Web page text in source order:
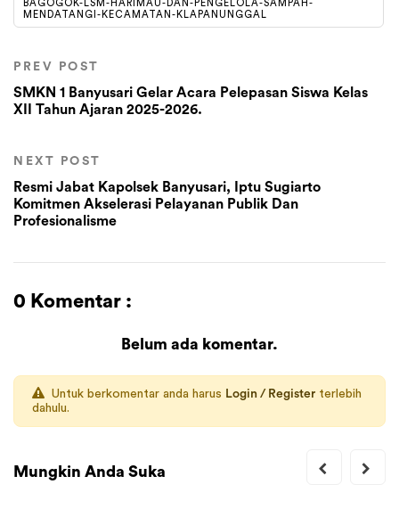
BAGOGOK-LSM-HARIMAU-DAN-PENGELOLA-SAMPAH-
MENDATANGI-KECAMATAN-KLAPANUNGGAL
PREV POST
SMKN 1 Banyusari Gelar Acara Pelepasan Siswa Kelas
XII Tahun Ajaran 2025-2026.
NEXT POST
Resmi Jabat Kapolsek Banyusari, Iptu Sugiarto
Komitmen Akselerasi Pelayanan Publik Dan
Profesionalisme
0 Komentar :
Belum ada komentar.
Untuk berkomentar anda harus Login / Register terlebih
dahulu.
Mungkin Anda Suka